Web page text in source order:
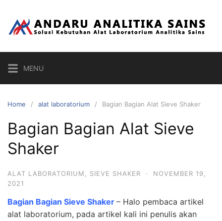
content
MENU
Home alat laboratorium Bagian Bagian Alat Sieve Shaker
Bagian Bagian Alat Sieve
Shaker
ALAT LABORATORIUM SIEVE SHAKER ·
NOVEMBER 19,
2021
Bagian Bagian Sieve Shaker – Halo pembaca artikel
alat laboratorium, pada artikel kali ini penulis akan